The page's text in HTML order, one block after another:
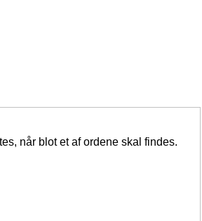
når blot et af ordene skal findes.